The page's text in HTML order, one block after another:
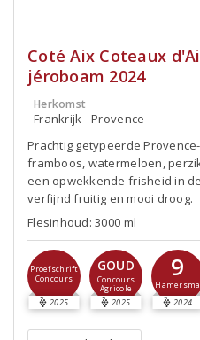
Coté Aix Coteaux
jéroboam 2024
Herkomst
Frankrijk - Provence
Prachtig getypeerde
framboos, watermeloen,
een opwekkende frisheid in
verfijnd fruitig en mooi droog.
Flesinhoud: 3000 ml
Proefschrift
Concours
2025
GOUD
Concours
Agricole
2025
9
Hamersma
2024